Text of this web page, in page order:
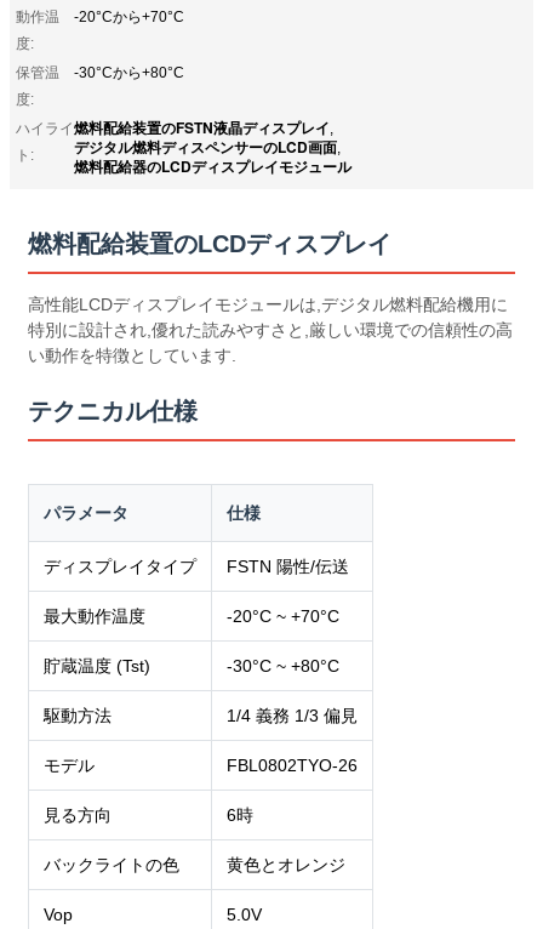
動作温
度:
-20°Cから+70°C
保管温
度:
-30°Cから+80°C
ハイライ
ト:
燃料配給装置のFSTN液晶ディスプレイ,
デジタル燃料ディスペンサーのLCD画面,
燃料配給器のLCDディスプレイモジュール
燃料配給装置のLCDディスプレイ
高性能LCDディスプレイモジュールは,デジタル燃料配給機用に
特別に設計され,優れた読みやすさと,厳しい環境での信頼性の高
い動作を特徴としています.
テクニカル仕様
パラメータ 仕様
ディスプレイタイプ FSTN 陽性/伝送
最大動作温度 -20°C ~ +70°C
貯蔵温度 (Tst) -30°C ~ +80°C
駆動方法 1/4 義務 1/3 偏見
モデル FBL0802TYO-26
見る方向 6時
バックライトの色 黄色とオレンジ
Vop 5.0V